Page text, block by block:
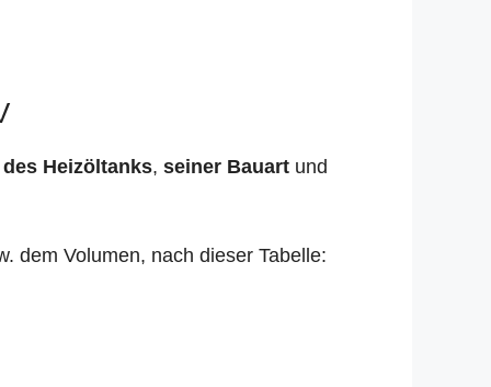
Heizöltanks, seiner Bauart und
dem Volumen, nach dieser Tabelle: